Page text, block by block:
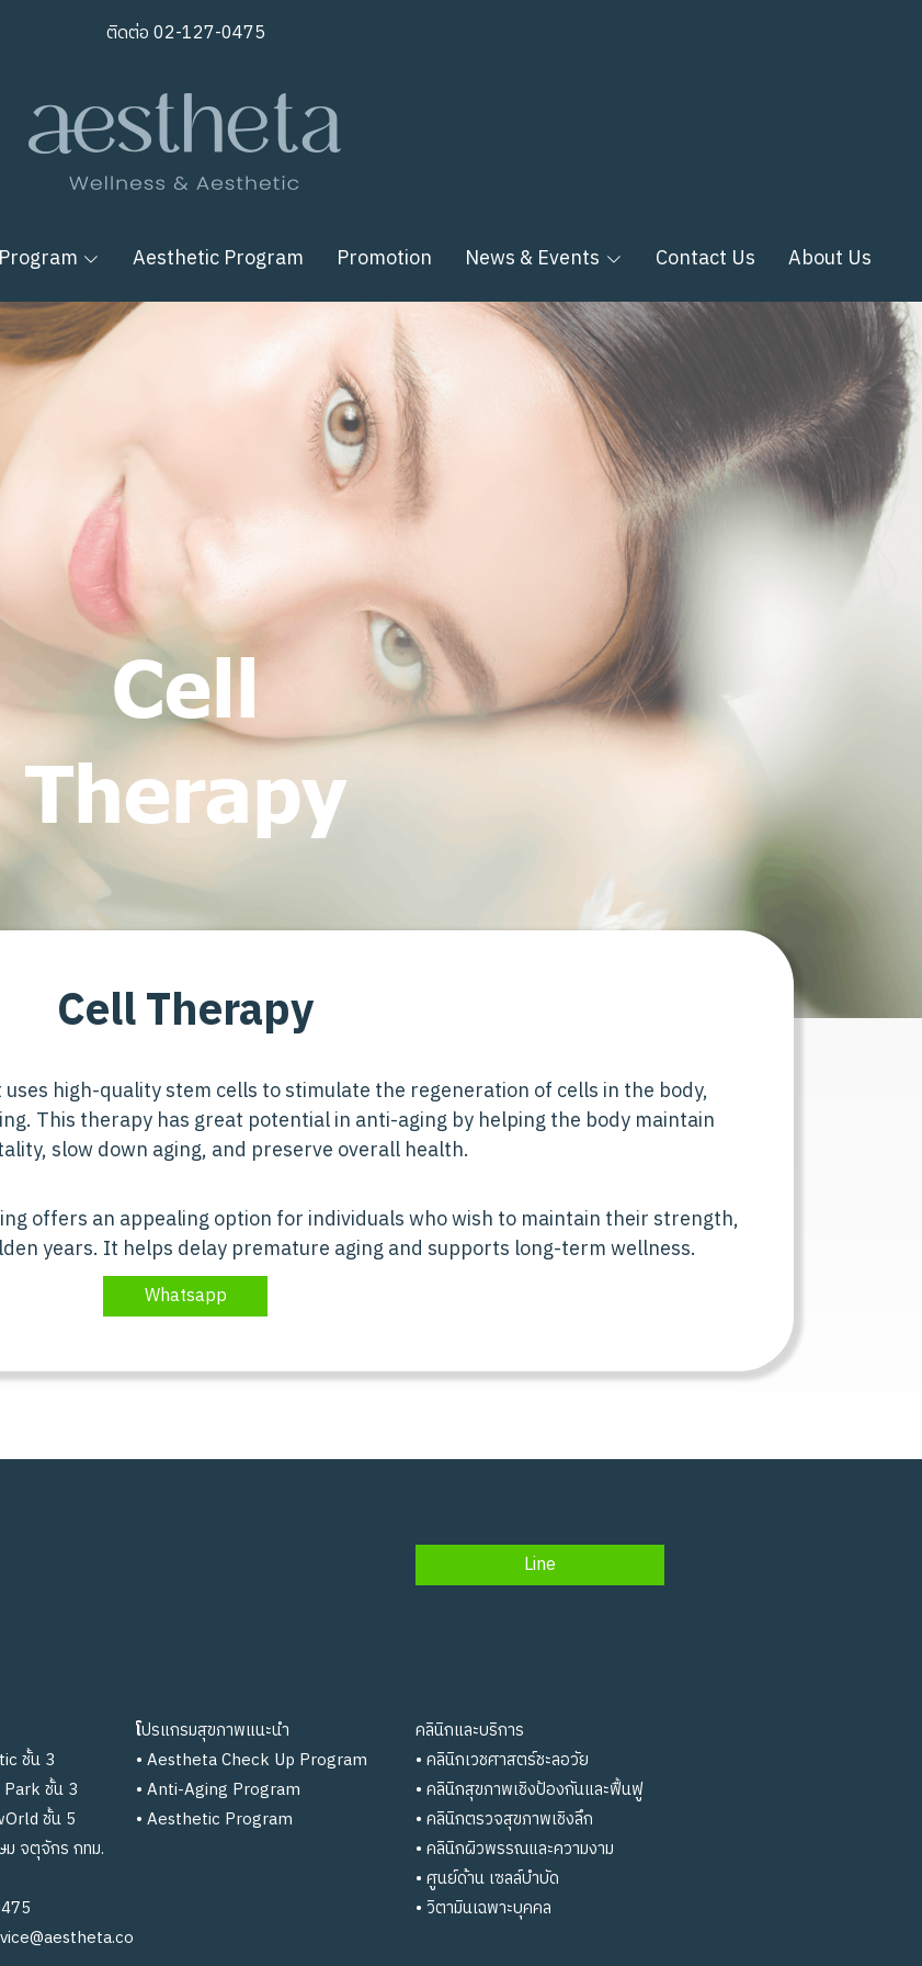
ติดต่อ02-127-0475
Aesthetic Program Promotion News & Events Contact Us About Us
Cell
Therapy
CellTherapy
high-quality stem cells to stimulate the regeneration of cells in the body,
This therapy has great potential in anti-aging by helping the body maintain
slow down aging, and preserve overall health.
offers an appealing option for individuals who wish to maintain their strength,
years. It helps delay premature aging and supports long-term wellness.
Whatsapp
Line
ชั้น 3
ชั้น 3
ชั้น 5
ม จตุจักร กทม.
โปรแกรมสุขภาพแนะนำ
• Aestheta Check Up Program
• Anti-Aging Program
• Aesthetic Program
คลินิกและบริการ
• คลินิกเวชศาสตร์ชะลอวัย
• คลินิกสุขภาพเชิงป้องกันและฟื้นฟู
• คลินิกตรวจสุขภาพเชิงลึก
• คลินิกผิวพรรณและความงาม
• ศูนย์ด้าน เซลล์บำบัด
• วิตามินเฉพาะบุคคล